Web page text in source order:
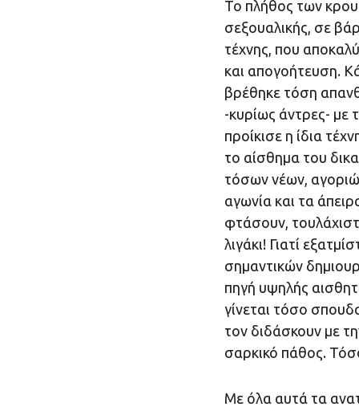
Το πλήθος των
σεξουαλικής, σε
τέχνης, που
και απογοήτευση.
βρέθηκε τόση
-κυρίως άντρες- με
προίκισε η ίδια
το αίσθημα του
τόσων νέων,
αγωνία και τα
φτάσουν,
λιγάκι! Γιατί
σημαντικών
πηγή υψηλής
γίνεται τόσο
τον διδάσκουν με
σαρκικό πάθος.
Με όλα αυτά τα